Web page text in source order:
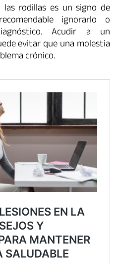
rodillas es un signo de
ignorarlo o
Acudir a un
evitar que una molestia
crónico.